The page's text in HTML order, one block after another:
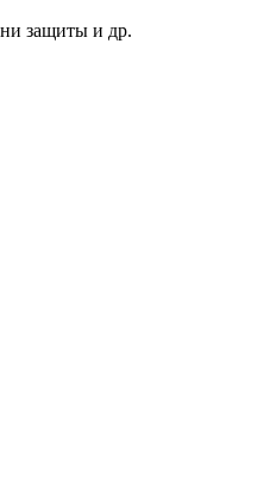
защиты и др.